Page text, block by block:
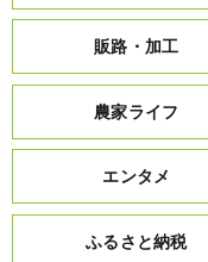
販路・加工
農家ライフ
エンタメ
ふるさと納税